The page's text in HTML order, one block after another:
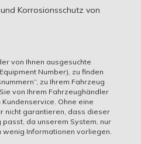
Korrosionsschutz von
von Ihnen ausgesuchte
Number), zu finden
zu Ihrem Fahrzeug
von Ihrem Fahrzeughändler
Ohne eine
nicht garantieren, dass dieser
da unserem System, nur
Informationen vorliegen.